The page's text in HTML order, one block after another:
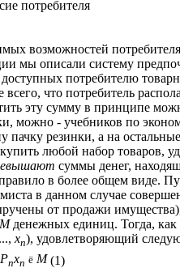
потребителя
возможностей
мы описали систему
потребителю
что потребитель
эту сумму в принципе
можно - учебников по
пачку резинки, а на
любой набор товаров,
суммы денег,
в более общем виде.
в данном случае
от продажи
Мденежных единиц. Тогда, как
xn), удовлетворяющий
Pnxn ё M (1)